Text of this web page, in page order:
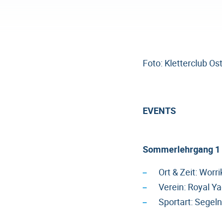
Foto: Kletterclub
EVENTS
Sommerlehrgang
Ort & Zeit:
Verein: Royal
Sportart: Segeln